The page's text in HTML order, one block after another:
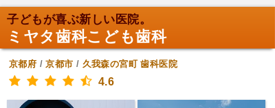
子どもが喜ぶ新しい医院。
ミヤタ歯科こども歯科
京都府 /京都市 / 久我森の宮町 歯科医院
4.6